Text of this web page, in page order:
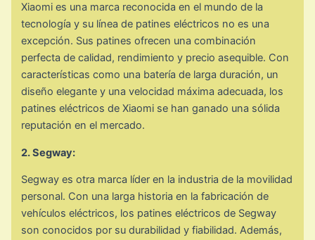
Xiaomi es una marca reconocida en el mundo de la
tecnología y su línea de patines eléctricos no es una
excepción. Sus patines ofrecen una combinación
perfecta de calidad, rendimiento y precio asequible. Con
características como una batería de larga duración, un
diseño elegante y una velocidad máxima adecuada, los
patines eléctricos de Xiaomi se han ganado una sólida
reputación en el mercado.
2. Segway:
Segway es otra marca líder en la industria de la movilidad
personal. Con una larga historia en la fabricación de
vehículos eléctricos, los patines eléctricos de Segway
son conocidos por su durabilidad y fiabilidad. Además,